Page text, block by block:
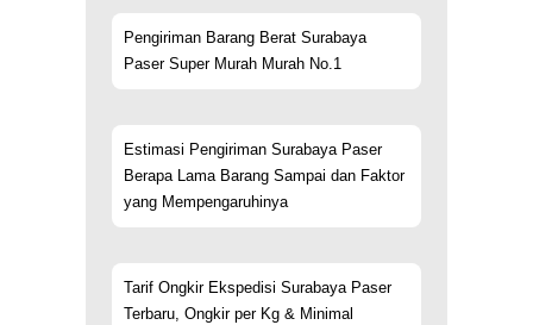
Pengiriman Barang Berat Surabaya
Paser Super Murah Murah No.1
Estimasi Pengiriman Surabaya Paser
Berapa Lama Barang Sampai dan Faktor
yang Mempengaruhinya
Tarif Ongkir Ekspedisi Surabaya Paser
Terbaru, Ongkir per Kg & Minimal